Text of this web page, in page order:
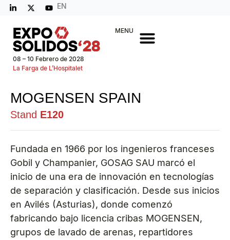
EN
08 – 10 Febrero de 2028
La Farga de L’Hospitalet
MENU
MOGENSEN SPAIN
Stand E120
Fundada en 1966 por los ingenieros franceses
Gobil y Champanier, GOSAG SAU marcó el
inicio de una era de innovación en tecnologías
de separación y clasificación. Desde sus inicios
en Avilés (Asturias), donde comenzó
fabricando bajo licencia cribas MOGENSEN,
grupos de lavado de arenas, repartidores